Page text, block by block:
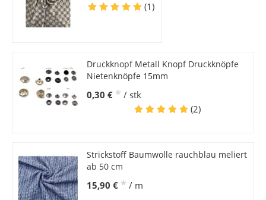
(1)
Druckknopf Metall Knopf Druckknöpfe
Nietenknöpfe 15mm
0,30 € * / stk
(2)
Strickstoff Baumwolle rauchblau meliert
ab 50 cm
15,90 € * / m